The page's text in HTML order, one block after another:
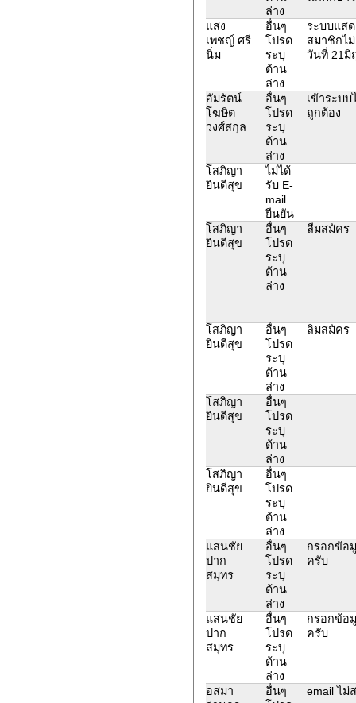
ล่าง
แสง
เพชญ์ ศรี
นิ่ม
อื่นๆ
โปรด
ระบุ
ด้าน
ล่าง
ระบบแส
สมาชิกไ
วันที่ 21มิ
อัมรัตน์
โฆษิต
วงศ์สกุล
อื่นๆ
โปรด
ระบุ
ด้าน
ล่าง
เข้าระบ
ถูกต้อง
โสภิญา
ยินดีสุข
ไม่ได้
รับ E-
mail
ยืนยัน
โสภิญา
ยินดีสุข
อื่นๆ
โปรด
ระบุ
ด้าน
ล่าง
ลืมสมัคร
โสภิญา
ยินดีสุข
อื่นๆ
โปรด
ระบุ
ด้าน
ล่าง
ลิมสมัคร
โสภิญา
ยินดีสุข
อื่นๆ
โปรด
ระบุ
ด้าน
ล่าง
โสภิญา
ยินดีสุข
อื่นๆ
โปรด
ระบุ
ด้าน
ล่าง
แสนชัย
ปาก
สมุทร
อื่นๆ
โปรด
ระบุ
ด้าน
ล่าง
กรอกข้อ
ครับ
แสนชัย
ปาก
สมุทร
อื่นๆ
โปรด
ระบุ
ด้าน
ล่าง
กรอกข้อ
ครับ
อสมา
อื่นๆ
email ไม่